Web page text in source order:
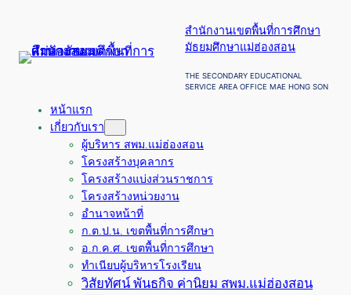
สำนักงานเขตพื้นที่การศึกษา
มัธยมศึกษาแม่ฮ่องสอน
THE SECONDARY EDUCATIONAL
SERVICE AREA OFFICE MAE HONG SON
หน้าแรก
เกี่ยวกับเรา
ผู้บริหาร สพม.แม่ฮ่องสอน
โครงสร้างบุคลากร
โครงสร้างแบ่งส่วนราชการ
โครงสร้างหน่วยงาน
อำนาจหน้าที่
ก.ต.ป.น. เขตพื้นที่การศึกษา
อ.ก.ค.ศ. เขตพื้นที่การศึกษา
ทำเนียบผู้บริหารโรงเรียน
วิสัยทัศน์ พันธกิจ ค่านิยม สพม.แม่ฮ่องสอน